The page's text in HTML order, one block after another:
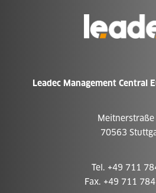
Homepage
Leadec Management Central
Meitnerstraße
70563
Tel. +49 711
Fax. +49 711